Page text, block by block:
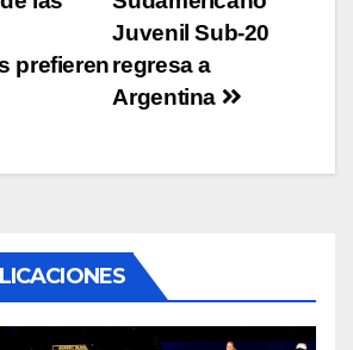
Juvenil Sub-20
regresa a
Argentina
prefieren